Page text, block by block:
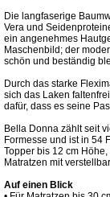
Die langfaserige
Vera und
ein angenehmes
Maschenbild; der
schön und beständig
Durch das starke
sich das Laken
dafür, dass es seine
Bella Donna zählt seit
Formesse und ist in 54
Topper bis 12 cm
Matratzen mit
Auf einen Blick